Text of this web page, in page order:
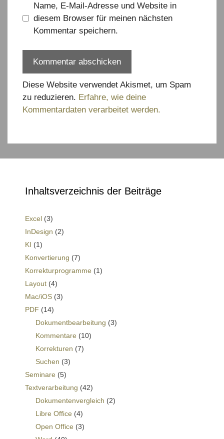
Name, E-Mail-Adresse und Website in
diesem Browser für meinen nächsten
Kommentar speichern.
Diese Website verwendet Akismet, um Spam
zu reduzieren. Erfahre, wie deine
Kommentardaten verarbeitet werden.
Inhaltsverzeichnis der Beiträge
Excel (3)
InDesign (2)
KI (1)
Konvertierung (7)
Korrekturprogramme (1)
Layout (4)
Mac/iOS (3)
PDF (14)
Dokumentbearbeitung (3)
Kommentare (10)
Korrekturen (7)
Suchen (3)
Seminare (5)
Textverarbeitung (42)
Dokumentenvergleich (2)
Libre Office (4)
Open Office (3)